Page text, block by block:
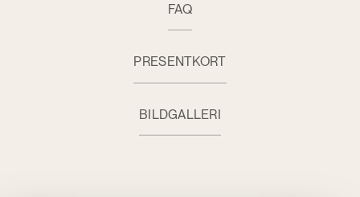
FAQ
PRESENTKORT
BILDGALLERI